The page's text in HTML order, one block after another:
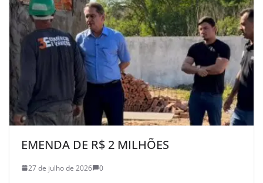
EMENDA DE R$ 2 MILHÕES
27 de julho de 2026 0